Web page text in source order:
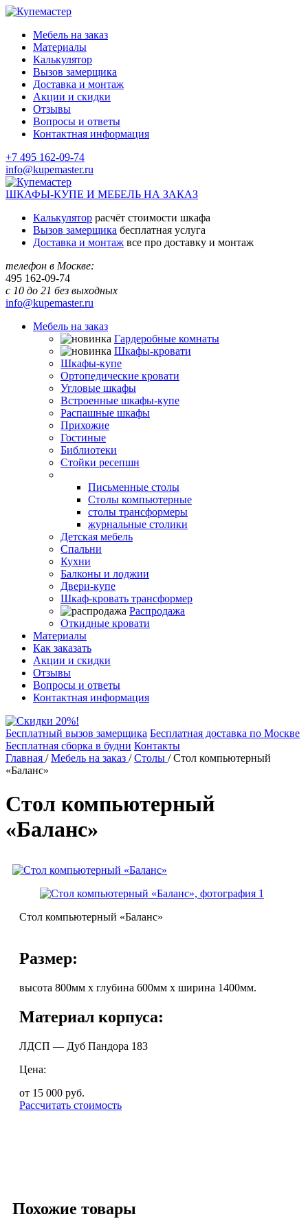
Мебель на заказ
Материалы
Калькулятор
Вызов замерщика
Доставка и монтаж
Акции и скидки
Отзывы
Вопросы и ответы
Контактная информация
+7 495 162-09-74
info@kupemaster.ru
ШКАФЫ-КУПЕ И МЕБЕЛЬ НА ЗАКАЗ
Калькулятор расчёт стоимости шкафа
Вызов замерщика бесплатная услуга
Доставка и монтаж все про доставку и монтаж
телефон в Москве:
495 162-09-74
с 10 до 21 без выходных
info@kupemaster.ru
Мебель на заказ
Гардеробные комнаты
Шкафы-кровати
Шкафы-купе
Ортопедические кровати
Угловые шкафы
Встроенные шкафы-купе
Распашные шкафы
Прихожие
Гостиные
Библиотеки
Стойки ресепшн
Письменные столы
Столы компьютерные
столы трансформеры
журнальные столики
Детская мебель
Спальни
Кухни
Балконы и лоджии
Двери-купе
Шкаф-кровать трансформер
Распродажа
Откидные кровати
Материалы
Как заказать
Акции и скидки
Отзывы
Вопросы и ответы
Контактная информация
Бесплатный вызов замерщика Бесплатная доставка по Москве
Бесплатная сборка в будни Контакты
Главная /Мебель на заказ /Столы /Стол компьютерный
«Баланс»
Стол компьютерный
«Баланс»
Стол компьютерный «Баланс»
Размер:
высота 800мм х глубина 600мм х ширина 1400мм.
Материал корпуса:
ЛДСП — Дуб Пандора 183
Цена:
от 15 000 руб.
Рассчитать стоимость
Похожие товары